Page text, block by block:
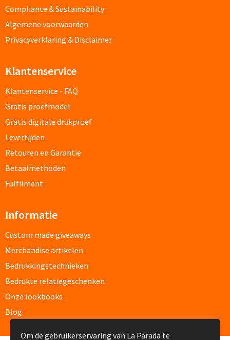
Notitieboekjes & Schrijfmappen
Notitieblokken bedrukken
Schrijfmappen bedrukken
Documentmappen bedrukken
Klemborden bedrukken
Memo's
Memo sets bedrukken
Kubusblokken bedrukken
Compliance & Sustainability
Algemene voorwaarden
Privacyverklaring & Disclaimer
Klantenservice
Klantenservice - FAQ
Gratis proefmodel
Gratis digitale drukproef
Levertijden
Retouren en Garantie
Betaalmethoden
Fulfilment
Informatie
Custom made giveaways
Merchandise artikelen
Bedrukkingstechnieken
Bedrukte relatiegeschenken
Onze lookbooks
Blog
Om de gebruikerservaring van La Parada te